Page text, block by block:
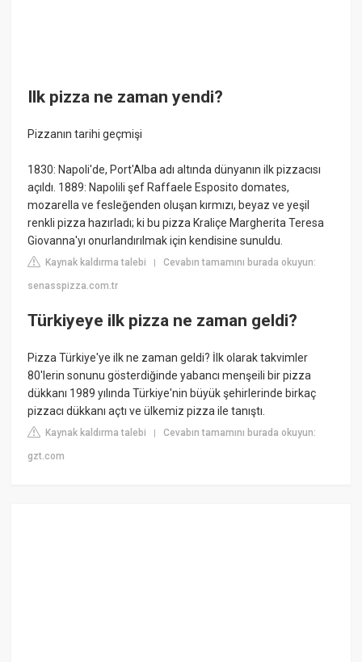
Ilk pizza ne zaman yendi?
Pizzanın tarihi geçmişi
1830: Napoli'de, Port'Alba adı altında dünyanın ilk pizzacısı
açıldı. 1889: Napolili şef Raffaele Esposito domates,
mozarella ve fesleğenden oluşan kırmızı, beyaz ve yeşil
renkli pizza hazırladı; ki bu pizza Kraliçe Margherita Teresa
Giovanna'yı onurlandırılmak için kendisine sunuldu.
Kaynak kaldırma talebi |Cevabın tamamını burada okuyun:
senasspizza.com.tr
Türkiyeye ilk pizza ne zaman geldi?
Pizza Türkiye'ye ilk ne zaman geldi? İlk olarak takvimler
80'lerin sonunu gösterdiğinde yabancı menşeili bir pizza
dükkanı 1989 yılında Türkiye'nin büyük şehirlerinde birkaç
pizzacı dükkanı açtı ve ülkemiz pizza ile tanıştı.
Kaynak kaldırma talebi |Cevabın tamamını burada okuyun:
gzt.com